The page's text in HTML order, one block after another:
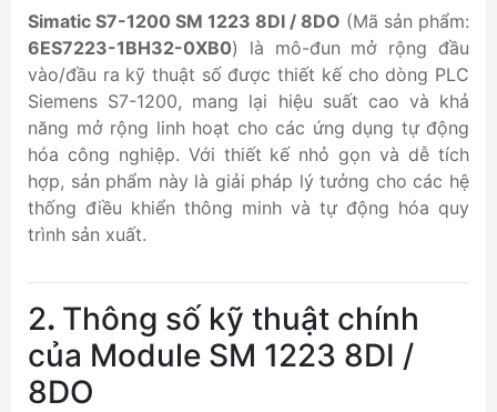
Simatic S7-1200 SM 1223 8DI / 8DO (Mã sản phẩm:
6ES7223-1BH32-0XB0) là mô-đun mở rộng đầu
vào/đầu ra kỹ thuật số được thiết kế cho dòng PLC
Siemens S7-1200, mang lại hiệu suất cao và khả
năng mở rộng linh hoạt cho các ứng dụng tự động
hóa công nghiệp. Với thiết kế nhỏ gọn và dễ tích
hợp, sản phẩm này là giải pháp lý tưởng cho các hệ
thống điều khiển thông minh và tự động hóa quy
trình sản xuất.
2. Thông số kỹ thuật chính
của Module SM 1223 8DI /
8DO